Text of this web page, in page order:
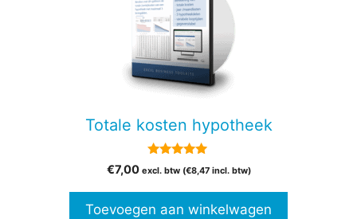
Totale kosten hypotheek
5.00
van 5
€7,00 excl. btw (€8,47incl. btw)
Toevoegen aan winkelwagen